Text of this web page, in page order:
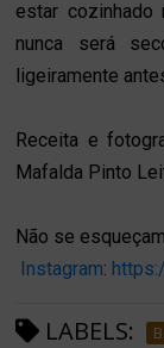
estar cozinhado
nunca será
ligeiramente
Receita e
Mafalda Pinto
Não se
Instagram:
LABELS: